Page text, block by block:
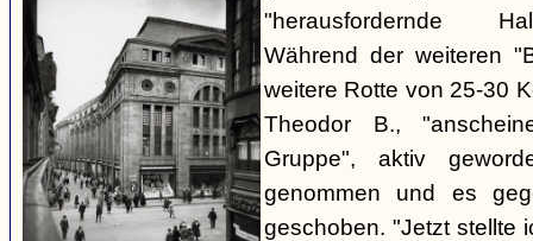
"herausfordernde
Während der weiteren
weitere Rotte von 25-30
Theodor B.,
Gruppe", aktiv
genommen und es
geschoben. "Jetzt stellte